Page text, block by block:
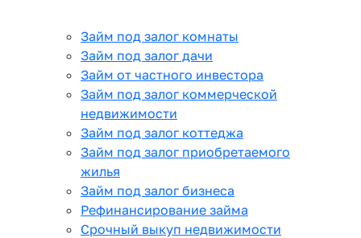
Займ под залог комнаты
Займ под залог дачи
Займ от частного инвестора
Займ под залог коммерческой
недвижимости
Займ под залог коттеджа
Займ под залог приобретаемого
жилья
Займ под залог бизнеса
Рефинансирование займа
Срочный выкуп недвижимости